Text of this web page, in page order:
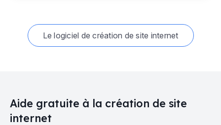
Le logiciel de création de site internet
Aide gratuite à la création de site
internet